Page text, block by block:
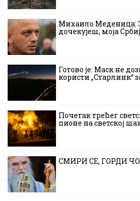
Михаило Меденица:
дочекујеш, моја
Готово је: Маск не
користи „Старлинк“
Почетак трећег
пионе на светској
СМИРИ СЕ, ГОРДИ